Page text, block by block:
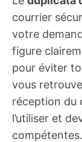
courrier
votre
figure
pour éviter
vous
réception du
l’utiliser et
compétentes.